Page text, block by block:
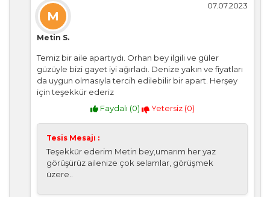
M
Metin S.
07.07.2023
Temiz bir aile apartıydı. Orhan bey ilgili ve güler
güzüyle bizi gayet iyi ağırladı. Denize yakın ve fiyatları
da uygun olmasıyla tercih edilebilir bir apart. Herşey
için teşekkür ederiz
Faydalı (0) Yetersiz (0)
Tesis Mesajı :
Teşekkür ederim Metin bey,umarım her yaz
görüşürüz ailenize çok selamlar, görüşmek
üzere..